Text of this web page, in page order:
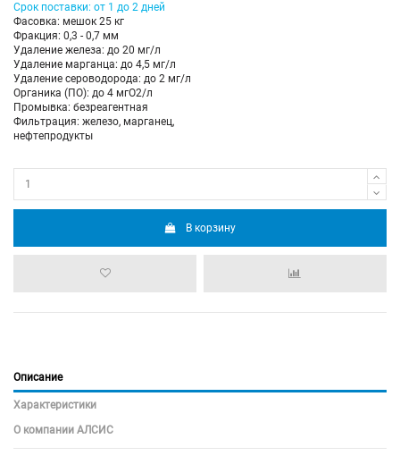
Срок поставки: от 1 до 2 дней
Фасовка: мешок 25 кг
Фракция: 0,3 - 0,7 мм
Удаление железа: до 20 мг/л
Удаление марганца: до 4,5 мг/л
Удаление сероводорода: до 2 мг/л
Органика (ПО): до 4 мгО2/л
Промывка: безреагентная
Фильтрация: железо, марганец,
нефтепродукты
В корзину
Описание
Характеристики
О компании АЛСИС